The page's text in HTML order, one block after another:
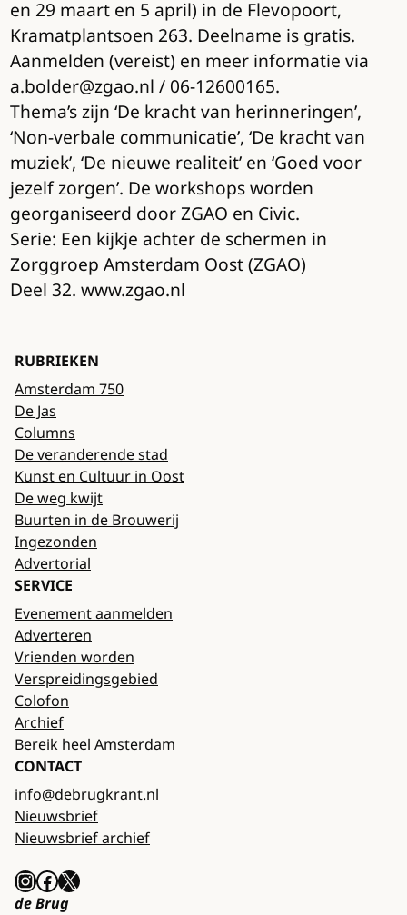
en 29 maart en 5 april) in de Flevopoort,
Kramatplantsoen 263. Deelname is gratis.
Aanmelden (vereist) en meer informatie via
a.bolder@zgao.nl / 06-12600165.
Thema’s zijn ‘De kracht van herinneringen’,
‘Non-verbale communicatie’, ‘De kracht van
muziek’, ‘De nieuwe realiteit’ en ‘Goed voor
jezelf zorgen’. De workshops worden
georganiseerd door ZGAO en Civic.
Serie: Een kijkje achter de schermen in
Zorggroep Amsterdam Oost (ZGAO)
Deel 32. www.zgao.nl
RUBRIEKEN
Amsterdam 750
De Jas
Columns
De veranderende stad
Kunst en Cultuur in Oost
De weg kwijt
Buurten in de Brouwerij
Ingezonden
Advertorial
SERVICE
Evenement aanmelden
Adverteren
Vrienden worden
Verspreidingsgebied
Colofon
Archief
Bereik heel Amsterdam
CONTACT
info@debrugkrant.nl
Nieuwsbrief
Nieuwsbrief archief
InstagramFacebook X
de Brug